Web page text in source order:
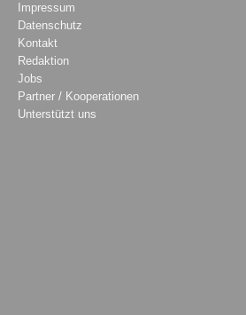
Impressum
Datenschutz
Kontakt
Redaktion
Jobs
Partner / Kooperationen
Unterstützt uns